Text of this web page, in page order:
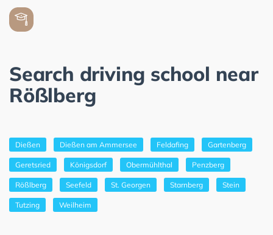
Search driving school near
Rößlberg
Dießen Dießen am Ammersee Feldafing Gartenberg
Geretsried Königsdorf Obermühlthal Penzberg
Rößlberg Seefeld St. Georgen Starnberg Stein
Tutzing Weilheim